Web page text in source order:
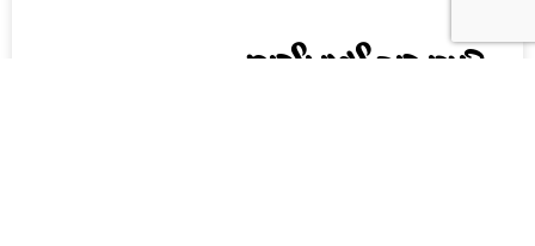
ציורי קיר לגני ילדים